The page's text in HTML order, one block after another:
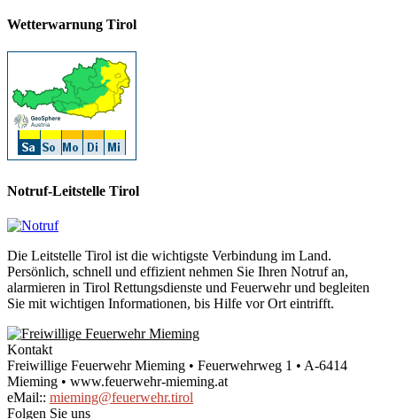
Wetterwarnung Tirol
Notruf-Leitstelle Tirol
Die Leitstelle Tirol ist die wichtigste Verbindung im Land.
Persönlich, schnell und effizient nehmen Sie Ihren Notruf an,
alarmieren in Tirol Rettungsdienste und Feuerwehr und begleiten
Sie mit wichtigen Informationen, bis Hilfe vor Ort eintrifft.
Kontakt
Freiwillige Feuerwehr Mieming • Feuerwehrweg 1 • A-6414
Mieming • www.feuerwehr-mieming.at
eMail:: mieming@feuerwehr.tirol
Folgen Sie uns